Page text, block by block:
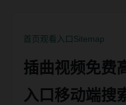
首页观看入口Sitemap
插曲视频免费
入口移动端搜